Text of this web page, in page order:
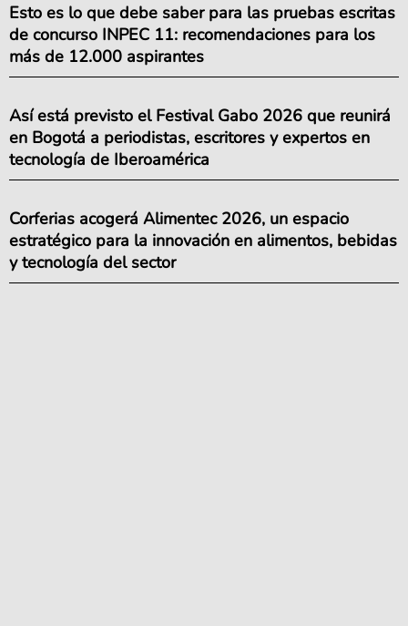
Esto es lo que debe saber para las pruebas escritas
de concurso INPEC 11: recomendaciones para los
más de 12.000 aspirantes
Así está previsto el Festival Gabo 2026 que reunirá
en Bogotá a periodistas, escritores y expertos en
tecnología de Iberoamérica
Corferias acogerá Alimentec 2026, un espacio
estratégico para la innovación en alimentos, bebidas
y tecnología del sector